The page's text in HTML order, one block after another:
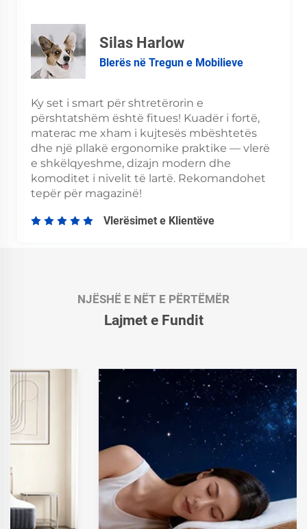
Silas Harlow
Blerës në Tregun e Mobilieve
Ky set i smart për shtretërorin e
përshtatshëm është fitues! Kuadër i fortë,
materac me xham i kujtesës mbështetës
dhe një pllakë ergonomike praktike — vlerë
e shkëlqyeshme, dizajn modern dhe
komoditet i nivelit të lartë. Rekomandohet
tepër për magazinë!
Vlerësimet e Klientëve
NJËSHË E NËT E PËRTËMËR
Lajmet e Fundit